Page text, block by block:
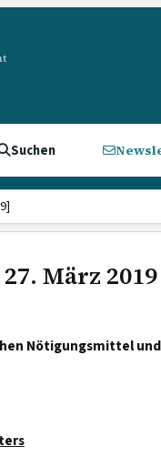
Suchen
März
Nötigungsmittel und